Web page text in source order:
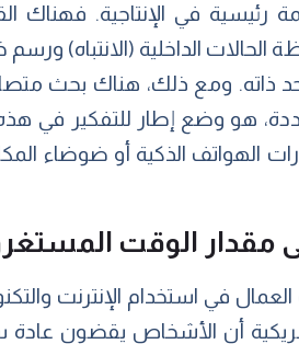
في الإنتاجية. فهناك
الداخلية (الانتباه) ورسم
ذاته. ومع ذلك، هناك بحث
هو وضع إطار للتفكير في
الهواتف الذكية أو ضوضاء
على مقدار الوقت
في استخدام الإنترنت
أن الأشخاص يقضون